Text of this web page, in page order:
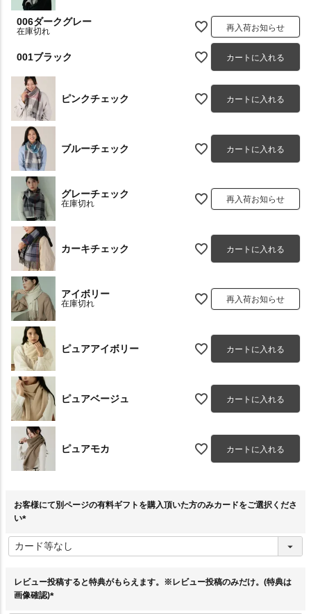
006ダークグレー
在庫切れ 再入荷お知らせ
001ブラック カートに入れる
ピンクチェック カートに入れる
ブルーチェック カートに入れる
グレーチェック
在庫切れ 再入荷お知らせ
カーキチェック カートに入れる
アイボリー
在庫切れ 再入荷お知らせ
ピュアアイボリー カートに入れる
ピュアベージュ カートに入れる
ピュアモカ カートに入れる
お客様にて別ページの有料ギフトを購入頂いた方のみカードをご選択くださ
い
必
須
レビュー投稿すると特典がもらえます。※レビュー投稿のみだけ。(特典は
画像確認)